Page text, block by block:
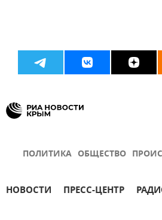
ПОЛИТИКА ОБЩЕСТВО
НОВОСТИ ПРЕСС-ЦЕНТР